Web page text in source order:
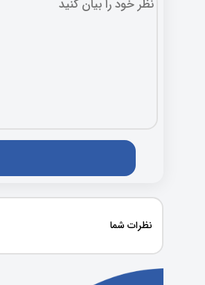
نظرات شما